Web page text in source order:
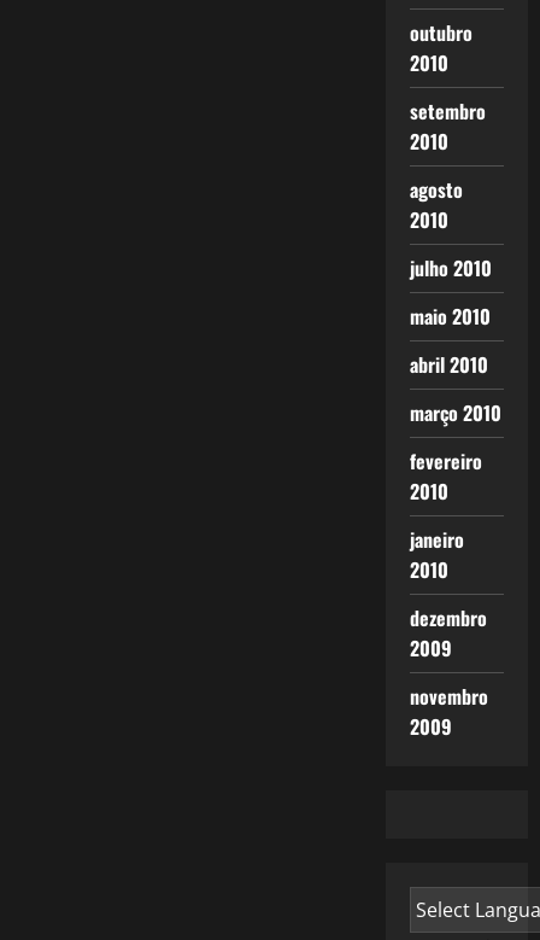
outubro
2010
setembro
2010
agosto
2010
julho 2010
maio 2010
abril 2010
março 2010
fevereiro
2010
janeiro
2010
dezembro
2009
novembro
2009